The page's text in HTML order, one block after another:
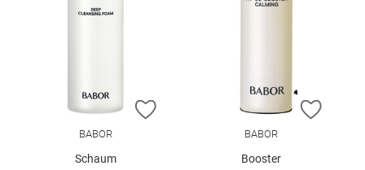
ZUR WUNSCHLISTE HINZUFÜGEN
BABOR
Schaum
ZUR
BABOR
Booster